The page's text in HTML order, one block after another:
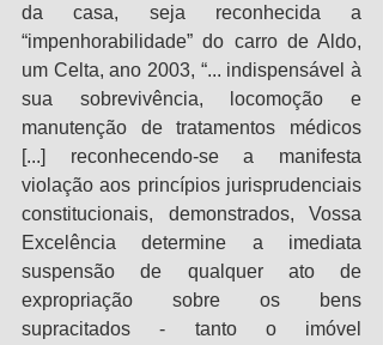
da casa, seja reconhecida a
“impenhorabilidade” do carro de Aldo,
um Celta, ano 2003, “... indispensável à
sua sobrevivência, locomoção e
manutenção de tratamentos médicos
[...] reconhecendo-se a manifesta
violação aos princípios jurisprudenciais
constitucionais, demonstrados, Vossa
Excelência determine a imediata
suspensão de qualquer ato de
expropriação sobre os bens
supracitados - tanto o imóvel